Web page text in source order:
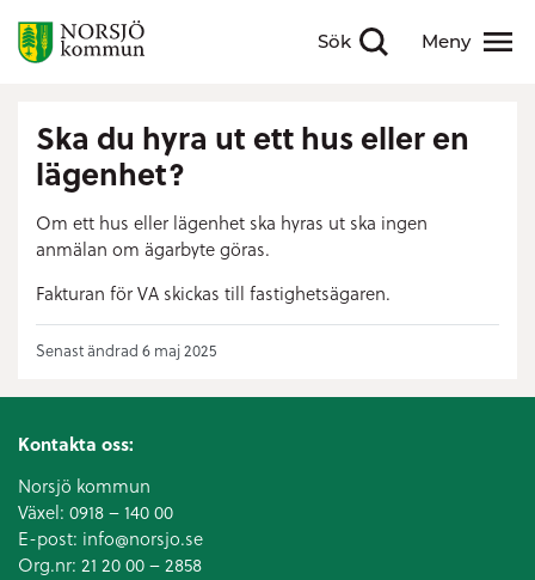
Sök
Visa sökfält Meny
Visa meny
Ska du hyra ut ett hus eller en
lägenhet?
Om ett hus eller lägenhet ska hyras ut ska ingen
anmälan om ägarbyte göras.
Fakturan för VA skickas till fastighetsägaren.
Senast ändrad 6 maj 2025
Kontakta oss:
Norsjö kommun
Växel: 0918 – 140 00
E-post: info@norsjo.se
Org.nr: 21 20 00 – 2858